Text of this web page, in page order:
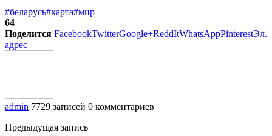
#беларусь#карта#мир
64
Поделится FacebookTwitterGoogle+ReddItWhatsAppPinterestЭл.
адрес
admin 7729 записей 0 комментариев
Предыдущая запись